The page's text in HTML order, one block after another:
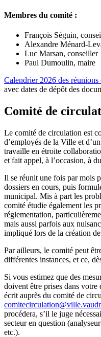
Membres du comité :
François Séguin,
Alexandre Ménard-
Luc Marsan, conseiller
Paul Dumoulin, maire
Calendrier 2026 des
avec dates de dépôt des
Comité de
Le comité de circulation est
d’employés de la Ville et
travaille en étroite
et fait appel, à l’occasion, à
Il se réunit une fois par mois
dossiers en cours, puis
municipal. Mis à part les
comité étudie également les
réglementation,
mais aussi parfois aux
impliqué lors de la création
Par ailleurs, le comité peut
différentes instances, et ce,
Si vous estimez que des
doivent être prises dans
écrit auprès du comité de
procédera, s’il le juge
secteur en question
etc.).